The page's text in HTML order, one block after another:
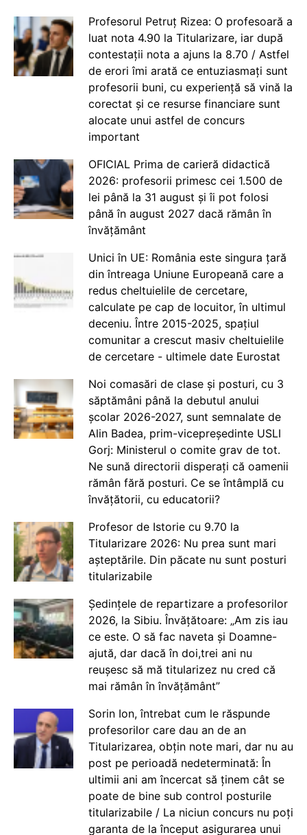
Profesorul Petruț Rizea: O profesoară a
luat nota 4.90 la Titularizare, iar după
contestații nota a ajuns la 8.70 / Astfel
de erori îmi arată ce entuziasmați sunt
profesorii buni, cu experiență să vină la
corectat și ce resurse financiare sunt
alocate unui astfel de concurs
important
OFICIAL Prima de carieră didactică
2026: profesorii primesc cei 1.500 de
lei până la 31 august și îi pot folosi
până în august 2027 dacă rămân în
învățământ
Unici în UE: România este singura țară
din întreaga Uniune Europeană care a
redus cheltuielile de cercetare,
calculate pe cap de locuitor, în ultimul
deceniu. Între 2015-2025, spațiul
comunitar a crescut masiv cheltuielile
de cercetare - ultimele date Eurostat
Noi comasări de clase și posturi, cu 3
săptămâni până la debutul anului
școlar 2026-2027, sunt semnalate de
Alin Badea, prim-vicepreședinte USLI
Gorj: Ministerul o comite grav de tot.
Ne sună directorii disperați că oamenii
rămân fără posturi. Ce se întâmplă cu
învățătorii, cu educatorii?
Profesor de Istorie cu 9.70 la
Titularizare 2026: Nu prea sunt mari
așteptările. Din păcate nu sunt posturi
titularizabile
Ședințele de repartizare a profesorilor
2026, la Sibiu. Învățătoare: „Am zis iau
ce este. O să fac naveta și Doamne-
ajută, dar dacă în doi,trei ani nu
reușesc să mă titularizez nu cred că
mai rămân în învățământ”
Sorin Ion, întrebat cum le răspunde
profesorilor care dau an de an
Titularizarea, obțin note mari, dar nu au
post pe perioadă nedeterminată: În
ultimii ani am încercat să ținem cât se
poate de bine sub control posturile
titularizabile / La niciun concurs nu poți
garanta de la început asigurarea unui